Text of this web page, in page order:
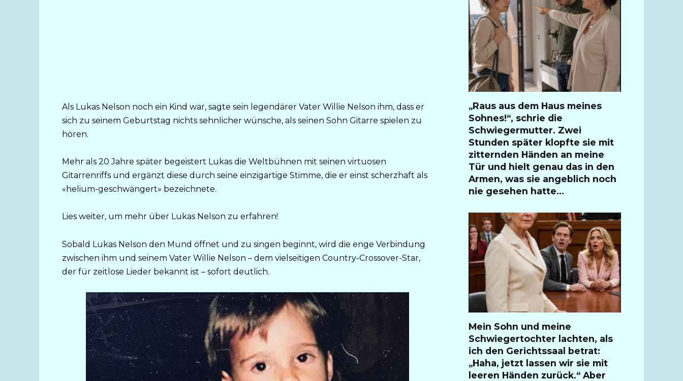
Als Lukas Nelson noch ein Kind war, sagte sein legendärer Vater Willie Nelson ihm, dass er
sich zu seinem Geburtstag nichts sehnlicher wünsche, als seinen Sohn Gitarre spielen zu
hören.
Mehr als 20 Jahre später begeistert Lukas die Weltbühnen mit seinen virtuosen
Gitarrenriffs und ergänzt diese durch seine einzigartige Stimme, die er einst scherzhaft als
«helium-geschwängert» bezeichnete.
Lies weiter, um mehr über Lukas Nelson zu erfahren!
Sobald Lukas Nelson den Mund öffnet und zu singen beginnt, wird die enge Verbindung
zwischen ihm und seinem Vater Willie Nelson – dem vielseitigen Country-Crossover-Star,
der für zeitlose Lieder bekannt ist – sofort deutlich.
„Raus aus dem Haus meines
Sohnes!“, schrie die
Schwiegermutter. Zwei
Stunden später klopfte sie mit
zitternden Händen an meine
Tür und hielt genau das in den
Armen, was sie angeblich noch
nie gesehen hatte…
Mein Sohn und meine
Schwiegertochter lachten, als
ich den Gerichtssaal betrat:
„Haha, jetzt lassen wir sie mit
leeren Händen zurück.“ Aber